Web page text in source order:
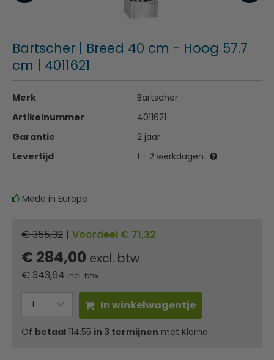
Bartscher | Breed 40 cm - Hoog 57.7
cm | 4011621
Merk
Bartscher
Artikelnummer
4011621
Garantie
2 jaar
Levertijd
1 - 2 werkdagen
Made in Europe
€ 355,32 | Voordeel € 71,32
€ 284,00 excl. btw
€ 343,64 incl. btw
In winkelwagentje
Of betaal 114,55 in 3 termijnen met Klarna